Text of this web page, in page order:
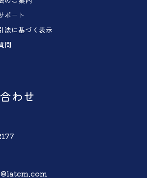
ポート
法に基づく表示
問
わせ